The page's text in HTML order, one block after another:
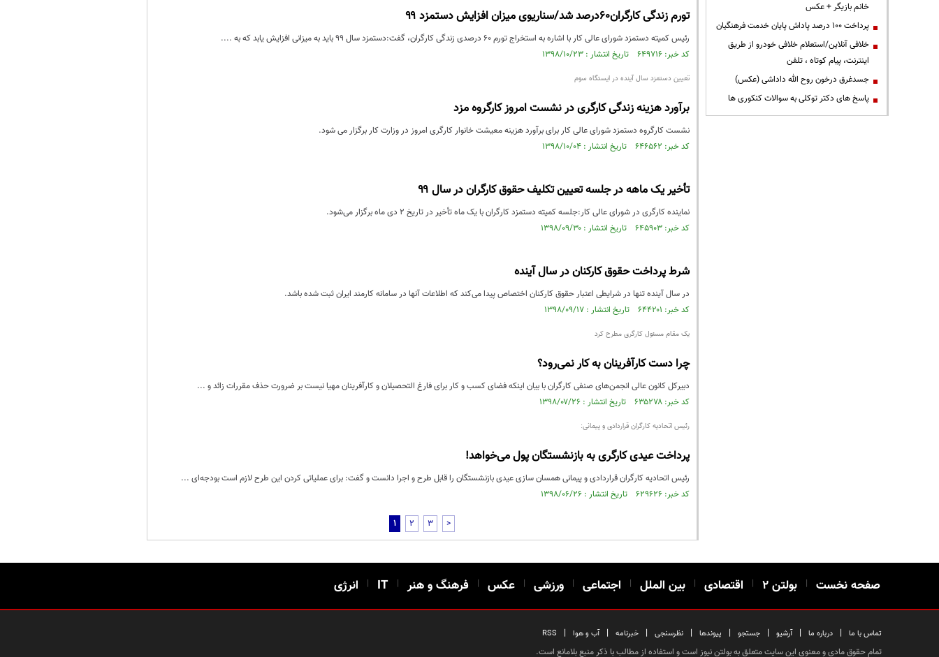
تورم زندگی کارگران۶۰درصد شد/سناریوی میزان افزایش دستمزد ۹۹
رئیس کمیته دستمزد شورای عالی کار با اشاره به استخراج تورم ۶۰ درصدی زندگی کارگران، گفت:دستمزد سال ۹۹ باید به میزانی افزایش یابد که به ....
کد خبر: ۶۴۹۷۱۶ تاریخ انتشار : ۱۳۹۸/۱۰/۲۳
تعیین دستمزد سال آینده در ایستگاه سوم
برآورد هزینه زندگی کارگری در نشست امروز کارگروه مزد
نشست کارگروه دستمزد شورای عالی کار برای برآورد هزینه معیشت خانوار کارگری امروز در وزارت کار برگزار می شود.
کد خبر: ۶۴۶۵۶۲ تاریخ انتشار : ۱۳۹۸/۱۰/۰۴
تأخیر یک ماهه در جلسه تعیین تکلیف حقوق کارگران در سال ۹۹
نماینده کارگری در شورای عالی کار:جلسه کمیته دستمزد کارگران با یک ماه تأخیر در تاریخ ۲ دی ماه برگزار می‌شود.
کد خبر: ۶۴۵۹۰۳ تاریخ انتشار : ۱۳۹۸/۰۹/۳۰
شرط پرداخت حقوق کارکنان در سال آینده
در سال آینده تنها در شرایطی اعتبار حقوق کارکنان اختصاص پیدا می‌کند که اطلاعات آنها در سامانه کارمند ایران ثبت شده باشد.
کد خبر: ۶۴۴۲۰۱ تاریخ انتشار : ۱۳۹۸/۰۹/۱۷
یک مقام مسئول کارگری مطرح کرد
چرا دست کارآفرینان به کار نمی‌رود؟
دبیرکل کانون عالی انجمن‌های صنفی کارگران با بیان اینکه فضای کسب و کار برای فارغ التحصیلان و کارآفرینان مهیا نیست بر ضرورت حذف مقررات زائد و ...
کد خبر: ۶۳۵۲۷۸ تاریخ انتشار : ۱۳۹۸/۰۷/۲۶
رئیس اتحادیه کارگران قراردادی و پیمانی:
پرداخت عیدی کارگری به بازنشستگان پول می‌خواهد!
رئیس اتحادیه کارگران قراردادی و پیمانی همسان سازی عیدی بازنشستگان را قابل طرح و اجرا دانست و گفت: برای عملیاتی کردن این طرح لازم است بودجه‌ای ...
کد خبر: ۶۲۹۶۲۶ تاریخ انتشار : ۱۳۹۸/۰۶/۲۶
1 2 3 >
خانم بازیگر + عکس
پرداخت ۱۰۰ درصد پاداش پایان خدمت فرهنگیان
خلافی آنلاین/استعلام خلافی خودرو از طریق
اینترنت، پیام کوتاه ، تلفن
جسدغرق درخون روح الله داداشی (عکس)
پاسخ های دکتر توکلی به سوالات کنکوری ها
صفحه نخست | بولتن ۲ | اقتصادی | بین الملل | اجتماعی | ورزشی | عکس | فرهنگ و هنر |
IT
| انرژی
تماس با ما | درباره ما | آرشیو | جستجو | پیوندها | نظرسنجی | خبرنامه | آب و هوا |
RSS
تمام حقوق مادی و معنوی این سایت متعلق به بولتن نیوز است و استفاده از مطالب با ذکر منبع بلامانع است.